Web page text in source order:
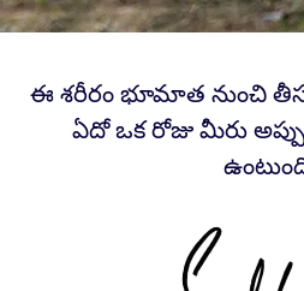
ఈ శరీరం భూమాత నుంచి
ఏదో ఒక రోజు మీరు